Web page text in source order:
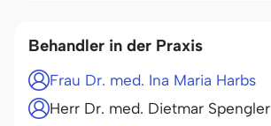
Behandler in der Praxis
Frau Dr. med. Ina Maria Harbs
Herr Dr. med. Dietmar Spengler